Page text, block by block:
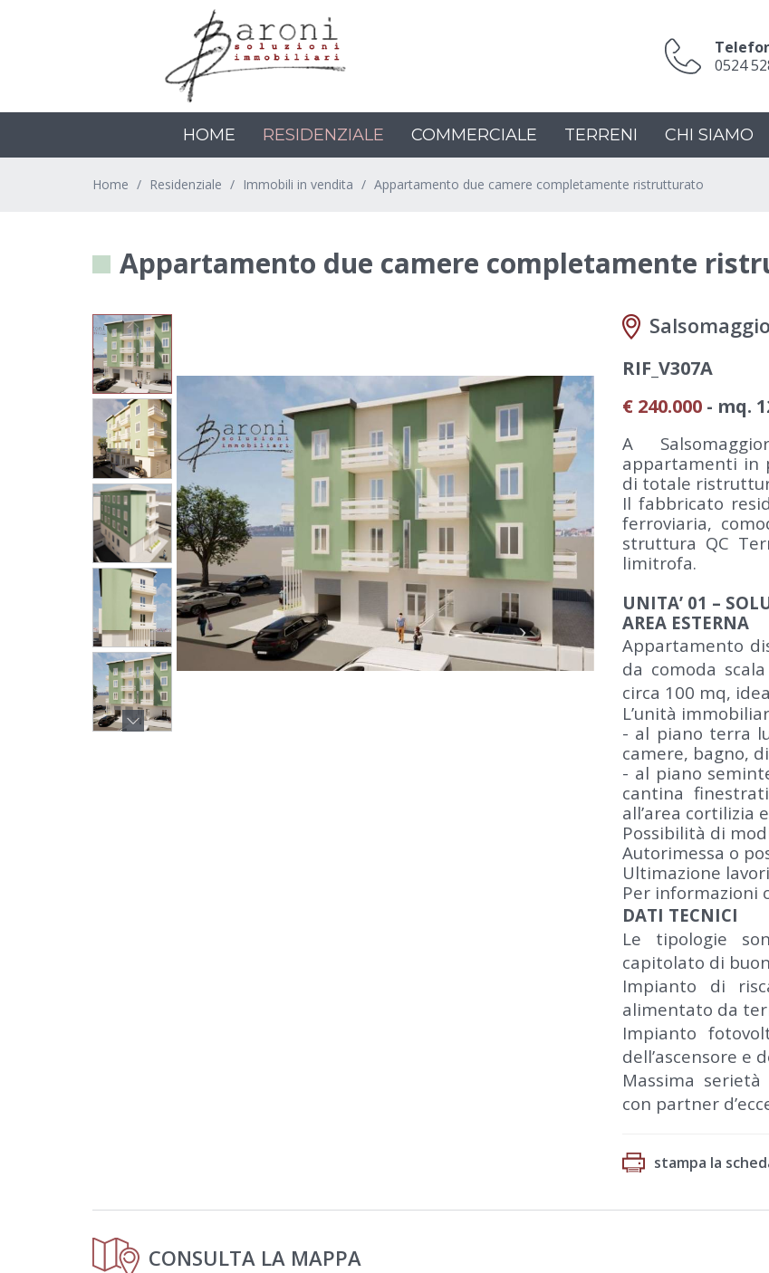
0524
HOME RESIDENZIALE COMMERCIALE TERRENI CHI SIAMO
Home Residenziale Immobili in vendita Appartamento due camere completamente ristrutturato
Appartamento due camere completamente
RIF_V307A
€ 240.000 - mq.
A
appartamenti in
di totale
Il fabbricato
ferroviaria,
struttura QC
limitrofa.
UNITA’ 01 –
AREA ESTERNA
Appartamento
da comoda
circa 100 mq,
L’unità
- al piano terra
camere, bagno,
- al piano
cantina
all’area cortilizia
Possibilità di
Autorimessa o
Ultimazione
Per informazioni
DATI TECNICI
Le tipologie
capitolato di
Impianto di
alimentato da
Impianto
dell’ascensore e
Massima
con partner
stampa la
CONSULTA LA MAPPA